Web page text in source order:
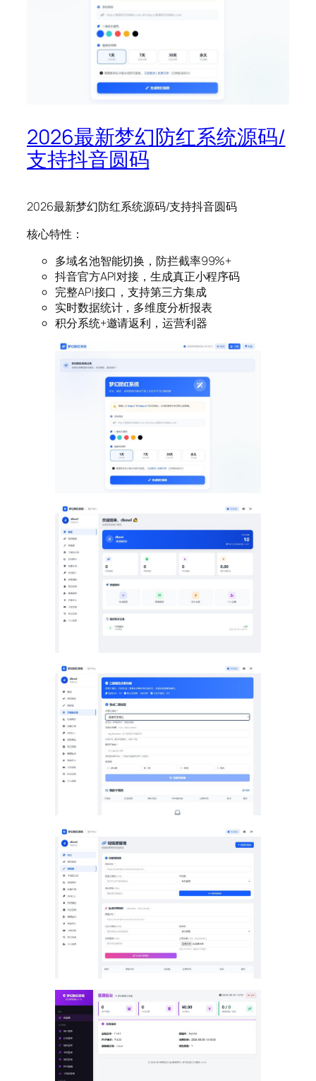
2026最新梦幻防红系统源码/
支持抖音圆码
2026最新梦幻防红系统源码/支持抖音圆码
核心特性：
多域名池智能切换，防拦截率99%+
抖音官方API对接，生成真正小程序码
完整API接口，支持第三方集成
实时数据统计，多维度分析报表
积分系统+邀请返利，运营利器